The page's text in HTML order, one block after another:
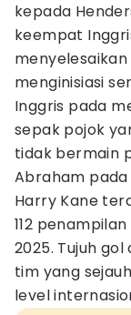
kepada
keempat
menginisiasi
Inggris pada
sepak pojok
tidak bermain
Abraham pada
Harry Kane
112
2025. Tujuh
tim yang
level